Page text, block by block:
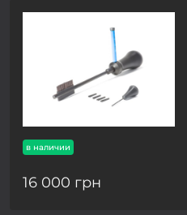
в наличии
16 000 грн